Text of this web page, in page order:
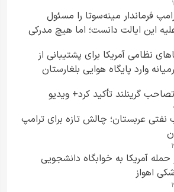
فرماندار مینه‌سوتا را مسئول
این ایالت دانست؛ اما هیچ مدرکی
نظامی آمریکا برای پشتیبانی از
وارد پایگاه هوایی بلغارستان
گرینلند تأکید کرد+ ویدیو
عربستان؛ چالش تازه برای ترامپ
آمریکا به خوابگاه دانشجویی
اهواز